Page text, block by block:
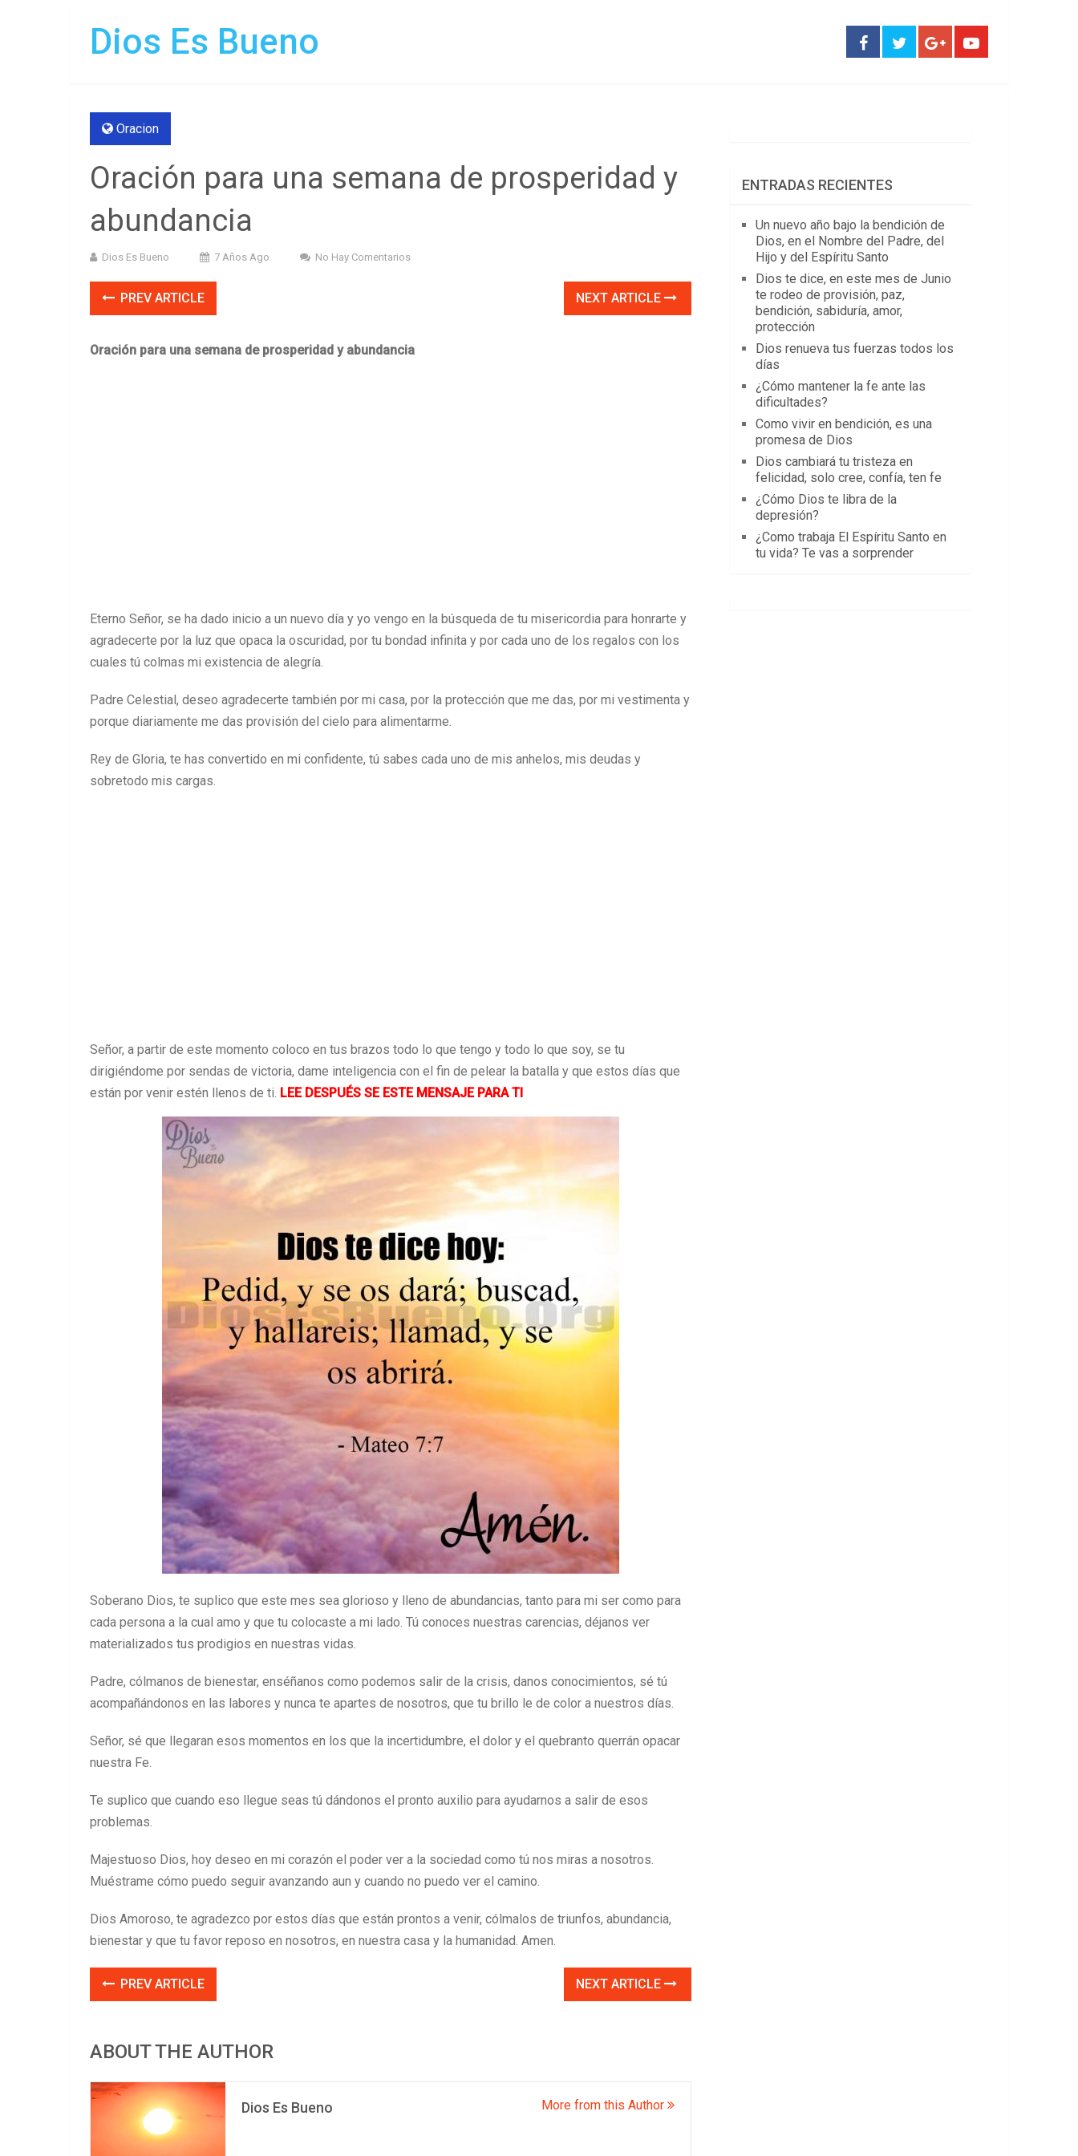
Dios Es Bueno
Oracion
Oración para una semana de prosperidad y
abundancia
Dios Es Bueno 7 Años Ago No Hay Comentarios
PREV ARTICLE NEXT ARTICLE
Oración para una semana de prosperidad y abundancia
Eterno Señor, se ha dado inicio a un nuevo día y yo vengo en la búsqueda de tu misericordia para honrarte y
agradecerte por la luz que opaca la oscuridad, por tu bondad infinita y por cada uno de los regalos con los
cuales tú colmas mi existencia de alegría.
Padre Celestial, deseo agradecerte también por mi casa, por la protección que me das, por mi vestimenta y
porque diariamente me das provisión del cielo para alimentarme.
Rey de Gloria, te has convertido en mi confidente, tú sabes cada uno de mis anhelos, mis deudas y
sobretodo mis cargas.
Señor, a partir de este momento coloco en tus brazos todo lo que tengo y todo lo que soy, se tu
dirigiéndome por sendas de victoria, dame inteligencia con el fin de pelear la batalla y que estos días que
están por venir estén llenos de ti. LEE DESPUÉS SE ESTE MENSAJE PARA TI
Soberano Dios, te suplico que este mes sea glorioso y lleno de abundancias, tanto para mi ser como para
cada persona a la cual amo y que tu colocaste a mi lado. Tú conoces nuestras carencias, déjanos ver
materializados tus prodigios en nuestras vidas.
Padre, cólmanos de bienestar, enséñanos como podemos salir de la crisis, danos conocimientos, sé tú
acompañándonos en las labores y nunca te apartes de nosotros, que tu brillo le de color a nuestros días.
Señor, sé que llegaran esos momentos en los que la incertidumbre, el dolor y el quebranto querrán opacar
nuestra Fe.
Te suplico que cuando eso llegue seas tú dándonos el pronto auxilio para ayudarnos a salir de esos
problemas.
Majestuoso Dios, hoy deseo en mi corazón el poder ver a la sociedad como tú nos miras a nosotros.
Muéstrame cómo puedo seguir avanzando aun y cuando no puedo ver el camino.
Dios Amoroso, te agradezco por estos días que están prontos a venir, cólmalos de triunfos, abundancia,
bienestar y que tu favor reposo en nosotros, en nuestra casa y la humanidad. Amen.
PREV ARTICLE NEXT ARTICLE
ABOUT THE AUTHOR
Dios Es Bueno More from this Author
ENTRADAS RECIENTES
Un nuevo año bajo la bendición de
Dios, en el Nombre del Padre, del
Hijo y del Espíritu Santo
Dios te dice, en este mes de Junio
te rodeo de provisión, paz,
bendición, sabiduría, amor,
protección
Dios renueva tus fuerzas todos los
días
¿Cómo mantener la fe ante las
dificultades?
Como vivir en bendición, es una
promesa de Dios
Dios cambiará tu tristeza en
felicidad, solo cree, confía, ten fe
¿Cómo Dios te libra de la
depresión?
¿Como trabaja El Espíritu Santo en
tu vida? Te vas a sorprender